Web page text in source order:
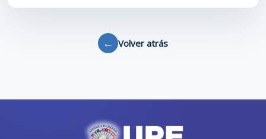
← Volver atrás